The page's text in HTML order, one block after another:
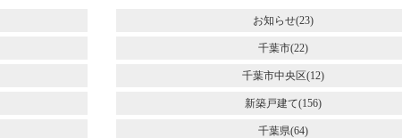
お知らせ(23)
千葉市(22)
千葉市中央区(12)
新築戸建て(156)
千葉県(64)